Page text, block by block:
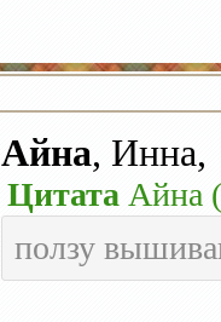
Айна, Инна,
Цитата Айна (
ползу